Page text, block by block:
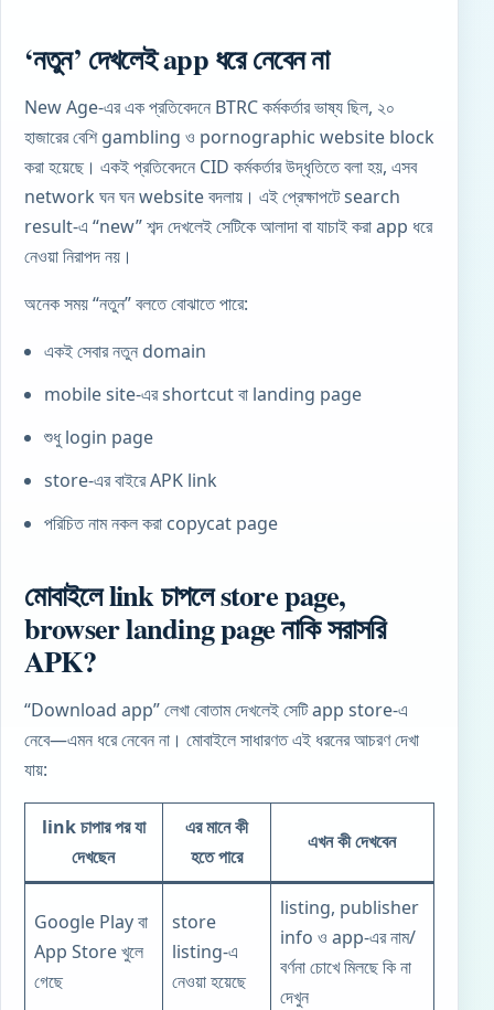
‘নতুন’ দেখলেই app ধরে নেবেন না
New Age-এর এক প্রতিবেদনে BTRC কর্মকর্তার ভাষ্য ছিল, ২০
হাজারের বেশি gambling ও pornographic website block
করা হয়েছে। একই প্রতিবেদনে CID কর্মকর্তার উদ্ধৃতিতে বলা হয়, এসব
network ঘন ঘন website বদলায়। এই প্রেক্ষাপটে search
result-এ “new” শব্দ দেখলেই সেটিকে আলাদা বা যাচাই করা app ধরে
নেওয়া নিরাপদ নয়।
অনেক সময় “নতুন” বলতে বোঝাতে পারে:
একই সেবার নতুন domain
mobile site-এর shortcut বা landing page
শুধু login page
store-এর বাইরে APK link
পরিচিত নাম নকল করা copycat page
মোবাইলে link চাপলে store page,
browser landing page নাকি সরাসরি
APK?
“Download app” লেখা বোতাম দেখলেই সেটি app store-এ
নেবে—এমন ধরে নেবেন না। মোবাইলে সাধারণত এই ধরনের আচরণ দেখা
যায়:
link চাপার পর যা
দেখছেন
এর মানে কী
হতে পারে
এখন কী দেখবেন
Google Play বা
App Store খুলে
গেছে
store
listing-এ
নেওয়া হয়েছে
listing, publisher
info ও app-এর নাম/
বর্ণনা চোখে মিলছে কি না
দেখুন